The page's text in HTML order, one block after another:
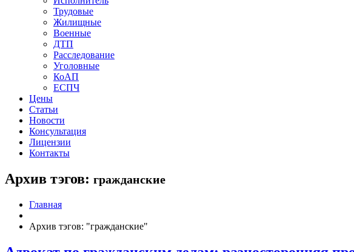
Трудовые
Жилищные
Военные
ДТП
Расследование
Уголовные
КоАП
ЕСПЧ
Цены
Статьи
Новости
Консультация
Лицензии
Контакты
Архив тэгов: гражданские
Главная
Архив тэгов: "гражданские"